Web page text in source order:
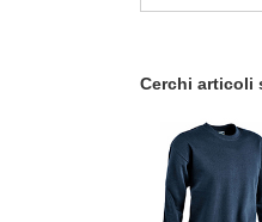
Cerchi articoli